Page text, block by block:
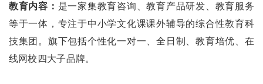
教育内容： 是一家集教育咨询、教育产品研发、教育服务
等于一体，专注于中小学文化课课外辅导的综合性教育科
技集团。旗下包括个性化一对一、全日制、教育培优、在
线网校四大子品牌。